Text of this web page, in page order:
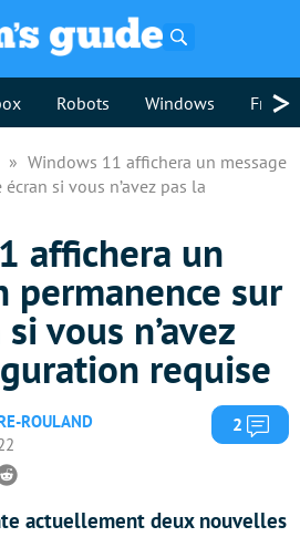
Robots Windows >
Windows 11 affichera un message
si vous n’avez pas la
affichera un
permanence sur
vous n’avez
requise
ROULAND
2
Reddit
actuellement deux nouvelles